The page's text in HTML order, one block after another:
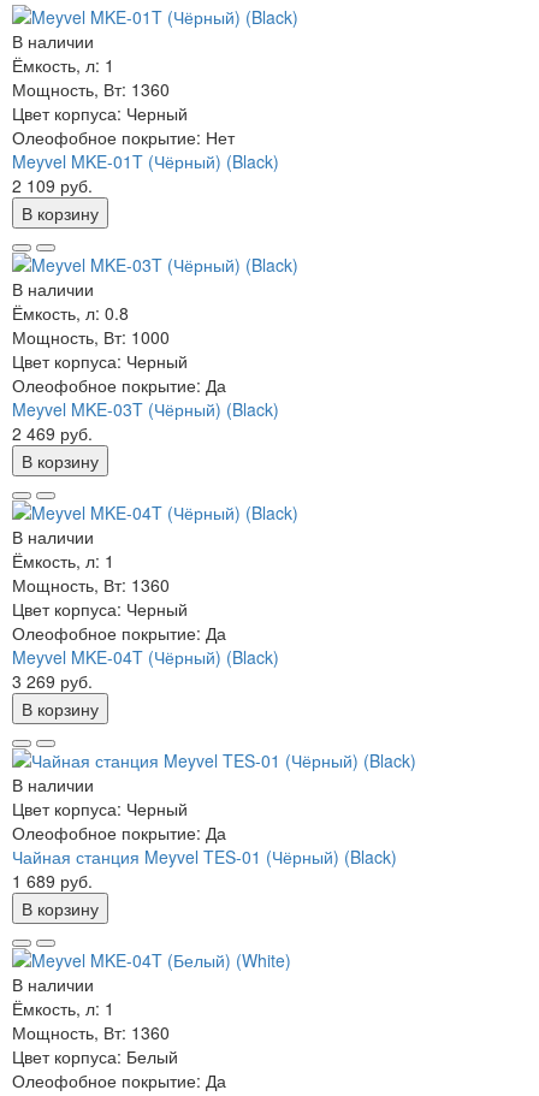
В наличии
Ёмкость, л: 1
Мощность, Вт: 1360
Цвет корпуса: Черный
Олеофобное покрытие: Нет
Meyvel MKE-01T (Чёрный) (Black)
2 109 руб.
В корзину
В наличии
Ёмкость, л: 0.8
Мощность, Вт: 1000
Цвет корпуса: Черный
Олеофобное покрытие: Да
Meyvel MKE-03T (Чёрный) (Black)
2 469 руб.
В корзину
В наличии
Ёмкость, л: 1
Мощность, Вт: 1360
Цвет корпуса: Черный
Олеофобное покрытие: Да
Meyvel MKE-04T (Чёрный) (Black)
3 269 руб.
В корзину
В наличии
Цвет корпуса: Черный
Олеофобное покрытие: Да
Чайная станция Meyvel TES-01 (Чёрный) (Black)
1 689 руб.
В корзину
В наличии
Ёмкость, л: 1
Мощность, Вт: 1360
Цвет корпуса: Белый
Олеофобное покрытие: Да